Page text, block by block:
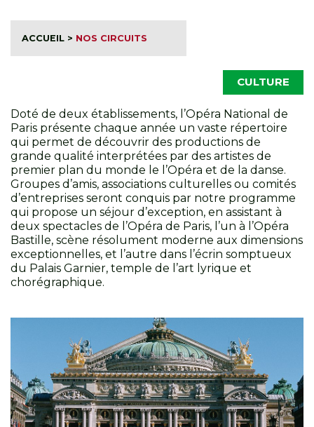
ACCUEIL > NOS CIRCUITS
CULTURE
Doté de deux établissements, l’Opéra National de
Paris présente chaque année un vaste répertoire
qui permet de découvrir des productions de
grande qualité interprétées par des artistes de
premier plan du monde le l’Opéra et de la danse.
Groupes d’amis, associations culturelles ou comités
d’entreprises seront conquis par notre programme
qui propose un séjour d’exception, en assistant à
deux spectacles de l’Opéra de Paris, l’un à l’Opéra
Bastille, scène résolument moderne aux dimensions
exceptionnelles, et l’autre dans l’écrin somptueux
du Palais Garnier, temple de l’art lyrique et
chorégraphique.